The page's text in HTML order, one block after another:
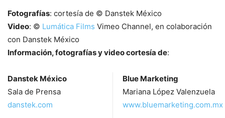
Fotografías: cortesía de © Danstek México
Video: © Lumática Films Vimeo Channel, en colaboración
con Danstek México
Información, fotografías y video cortesía de:
Danstek México
Sala de Prensa
danstek.com
Blue Marketing
Mariana López Valenzuela
www.bluemarketing.com.mx